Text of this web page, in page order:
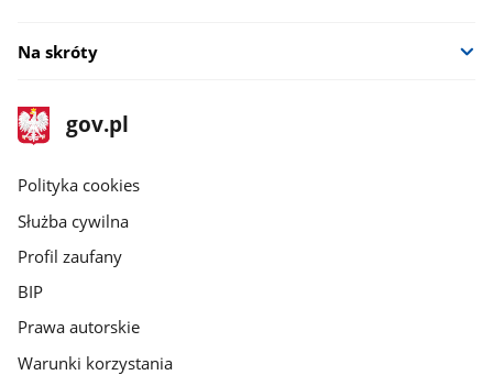
Na skróty
stopka
gov.pl
Strona
gov.pl
gov.pl
Polityka cookies
Służba cywilna
Profil zaufany
BIP
Prawa autorskie
Warunki korzystania